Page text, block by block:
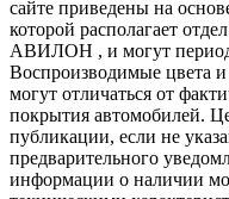
сайте приведены на
которой располагает
АВИЛОН , и могут
Воспроизводимые цвета
могут отличаться от
покрытия автомобилей.
публикации, если не
предварительного
информации о наличии